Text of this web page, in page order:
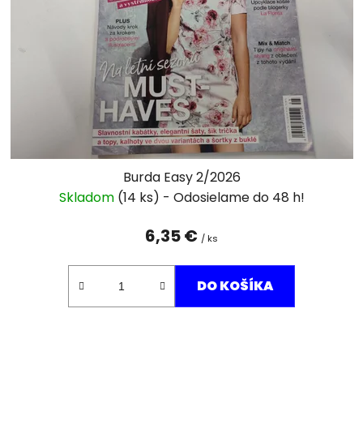
Burda Easy 2/2026
Skladom (14 ks)
6,35 € / ks
DO KOŠÍKA